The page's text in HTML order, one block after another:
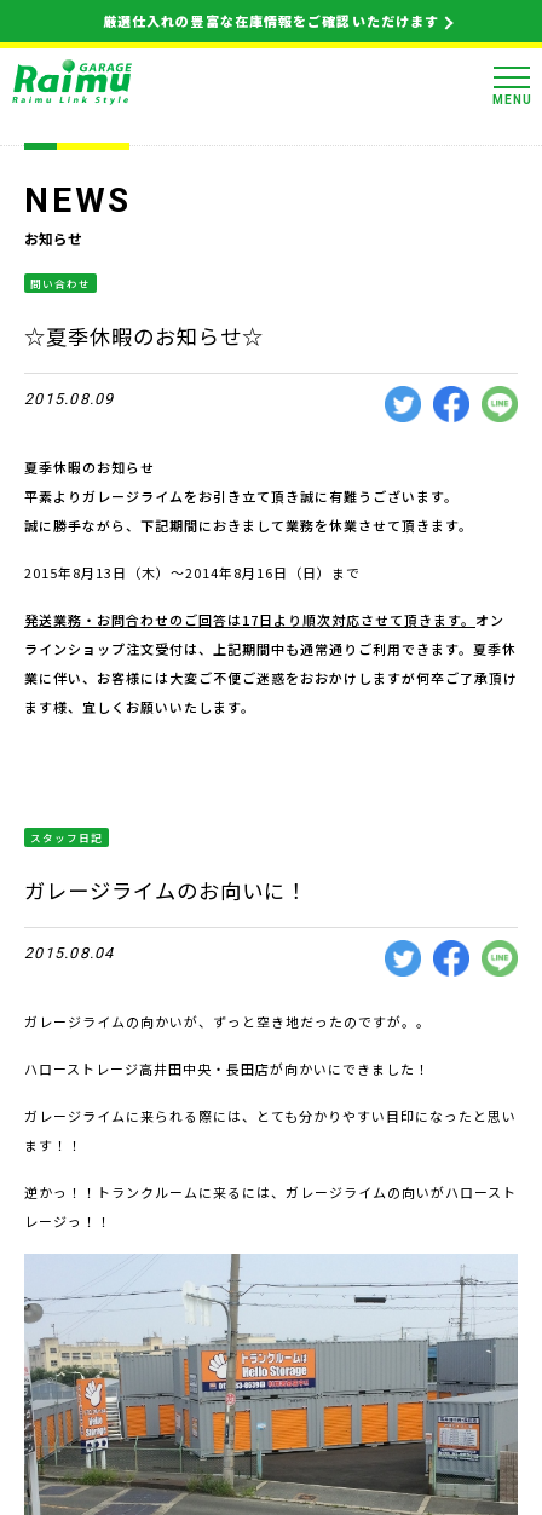
厳選仕入れの豊富な在庫情報をご確認いただけます
MENU
NEWS
お知らせ
問い合わせ
☆夏季休暇のお知らせ☆
2015.08.09
夏季休暇のお知らせ
平素よりガレージライムをお引き立て頂き誠に有難うございます。
誠に勝手ながら、下記期間におきまして業務を休業させて頂きます。
2015年8月13日（木）～2014年8月16日（日）まで
発送業務・お問合わせのご回答は17日より順次対応させて頂きます。 オン
ラインショップ注文受付は、上記期間中も通常通りご利用できます。夏季休
業に伴い、お客様には大変ご不便ご迷惑をおおかけしますが何卒ご了承頂け
ます様、宜しくお願いいたします。
スタッフ日記
ガレージライムのお向いに！
2015.08.04
ガレージライムの向かいが、ずっと空き地だったのですが。。
ハローストレージ高井田中央・長田店が向かいにできました！
ガレージライムに来られる際には、とても分かりやすい目印になったと思い
ます！！
逆かっ！！トランクルームに来るには、ガレージライムの向いがハロースト
レージっ！！